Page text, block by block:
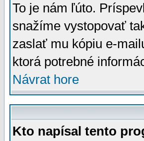
To je nám ľúto.
snažíme vystopovať
zaslať mu kópiu e-
ktorá potrebné
Návrat hore
Kto napísal tento